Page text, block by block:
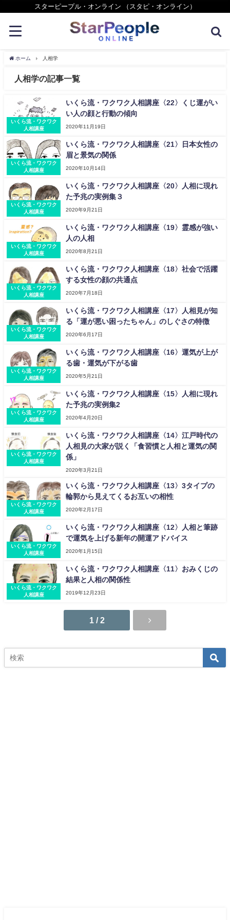
スターピープル・オンライン （スタピ・オンライン）
ホーム 人相学
人相学の記事一覧
いくら流・ワクワク
人相講座
いくら流・ワクワク人相講座〈22〉くじ運がい
い人の顔と行動の傾向
2020年11月19日
いくら流・ワクワク
人相講座
いくら流・ワクワク人相講座〈21〉日本女性の
眉と景気の関係
2020年10月14日
いくら流・ワクワク
人相講座
いくら流・ワクワク人相講座〈20〉人相に現れ
た予兆の実例集３
2020年9月21日
いくら流・ワクワク
人相講座
いくら流・ワクワク人相講座〈19〉霊感が強い
人の人相
2020年8月21日
いくら流・ワクワク
人相講座
いくら流・ワクワク人相講座〈18〉社会で活躍
する女性の顔の共通点
2020年7月18日
いくら流・ワクワク
人相講座
いくら流・ワクワク人相講座〈17〉人相見が知
る「運が悪い困ったちゃん」のしぐさの特徴
2020年6月17日
いくら流・ワクワク
人相講座
いくら流・ワクワク人相講座〈16〉運気が上が
る歯・運気が下がる歯
2020年5月21日
いくら流・ワクワク
人相講座
いくら流・ワクワク人相講座〈15〉人相に現れ
た予兆の実例集2
2020年4月20日
いくら流・ワクワク
人相講座
いくら流・ワクワク人相講座〈14〉江戸時代の
人相見の大家が説く「食習慣と人相と運気の関
係」
2020年3月21日
いくら流・ワクワク
人相講座
いくら流・ワクワク人相講座〈13〉3タイプの
輪郭から見えてくるお互いの相性
2020年2月17日
いくら流・ワクワク
人相講座
いくら流・ワクワク人相講座〈12〉人相と筆跡
で運気を上げる新年の開運アドバイス
2020年1月15日
いくら流・ワクワク
人相講座
いくら流・ワクワク人相講座〈11〉おみくじの
結果と人相の関係性
2019年12月23日
1 / 2